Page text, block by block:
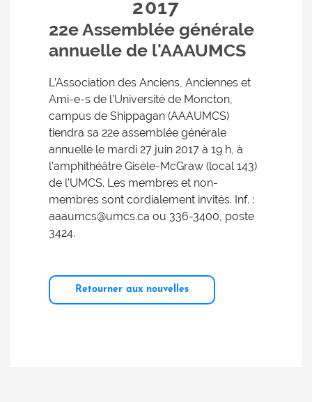
2017
22e Assemblée générale
annuelle de l'AAAUMCS
L’Association des Anciens, Anciennes et
Ami-e-s de l’Université de Moncton,
campus de Shippagan (AAAUMCS)
tiendra sa 22e assemblée générale
annuelle le mardi 27 juin 2017 à 19 h, à
l’amphithéâtre Gisèle-McGraw (local 143)
de l’UMCS. Les membres et non-
membres sont cordialement invités. Inf. :
aaaumcs@umcs.ca ou 336-3400, poste
3424.
Retourner aux nouvelles